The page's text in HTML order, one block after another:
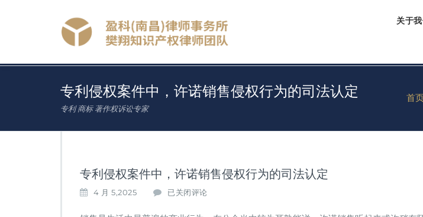
关于
专利侵权案件中，许诺销售侵权行为的司法认定
专利 商标 著作权诉讼专家
首
专利侵权案件中，许诺销售侵权行为的司法认定
4 月 5,2025
专
已关闭评论